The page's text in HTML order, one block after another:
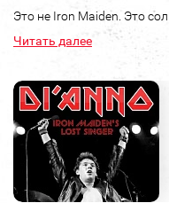
Это не Iron Maiden. Это
Читать далее